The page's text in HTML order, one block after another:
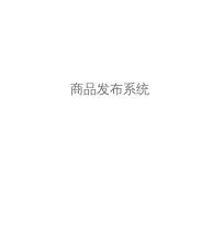
商品发布系统